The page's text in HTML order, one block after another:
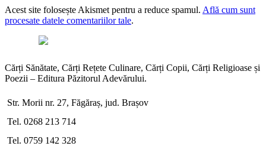
Acest site folosește Akismet pentru a reduce spamul. Află cum sunt
procesate datele comentariilor tale.
Cărți Sănătate, Cărți Rețete Culinare, Cărți Copii, Cărți Religioase și
Poezii – Editura Păzitorul Adevărului.
Str. Morii nr. 27, Făgăraș, jud. Brașov
Tel. 0268 213 714
Tel. 0759 142 328